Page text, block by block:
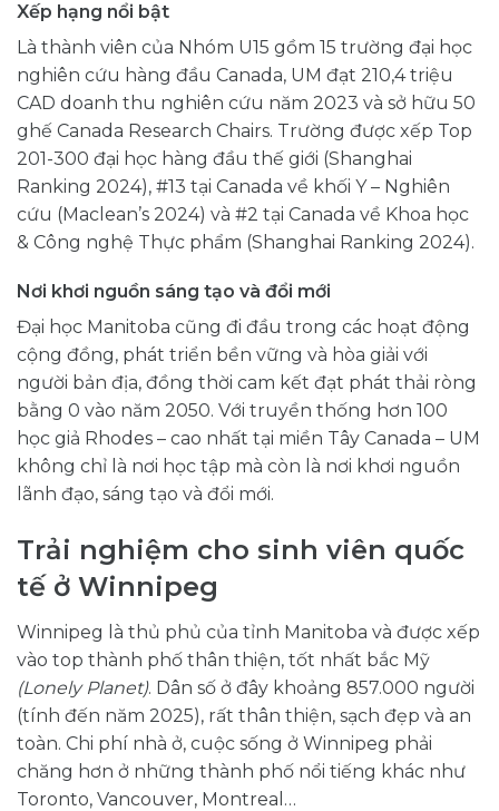
Xếp hạng nổi bật
Là thành viên của Nhóm U15 gồm 15 trường đại học
nghiên cứu hàng đầu Canada, UM đạt 210,4 triệu
CAD doanh thu nghiên cứu năm 2023 và sở hữu 50
ghế Canada Research Chairs. Trường được xếp Top
201-300 đại học hàng đầu thế giới (Shanghai
Ranking 2024), #13 tại Canada về khối Y – Nghiên
cứu (Maclean’s 2024) và #2 tại Canada về Khoa học
& Công nghệ Thực phẩm (Shanghai Ranking 2024).
Nơi khơi nguồn sáng tạo và đổi mới
Đại học Manitoba cũng đi đầu trong các hoạt động
cộng đồng, phát triển bền vững và hòa giải với
người bản địa, đồng thời cam kết đạt phát thải ròng
bằng 0 vào năm 2050. Với truyền thống hơn 100
học giả Rhodes – cao nhất tại miền Tây Canada – UM
không chỉ là nơi học tập mà còn là nơi khơi nguồn
lãnh đạo, sáng tạo và đổi mới.
Trải nghiệm cho sinh viên quốc
tế ở Winnipeg
Winnipeg là thủ phủ của tỉnh Manitoba và được xếp
vào top thành phố thân thiện, tốt nhất bắc Mỹ
(Lonely Planet). Dân số ở đây khoảng 857.000 người
(tính đến năm 2025), rất thân thiện, sạch đẹp và an
toàn. Chi phí nhà ở, cuộc sống ở Winnipeg phải
chăng hơn ở những thành phố nổi tiếng khác như
Toronto, Vancouver, Montreal…